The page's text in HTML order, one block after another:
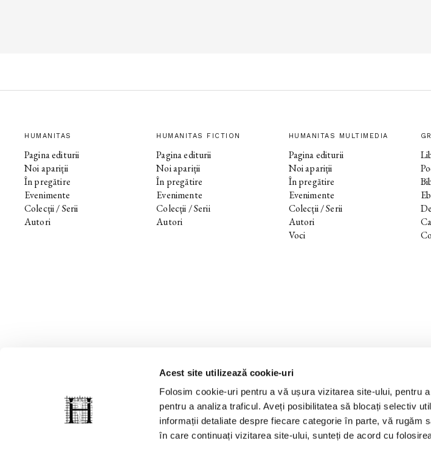
Acest site utilizează cookie-uri
Folosim cookie-uri pentru a vă ușura vizitarea site-ului, pentru
pentru a analiza traficul. Aveți posibilitatea să blocați selectiv
informații detaliate despre fiecare categorie în parte, vă rugăm
în care continuați vizitarea site-ului, sunteți de acord cu
HUMANITAS
Pagina editurii
Noi apariții
În pregătire
Evenimente
Colecții / Serii
Autori
HUMANITAS FICTION
Pagina editurii
Noi apariții
În pregătire
Evenimente
Colecții / Serii
Autori
HUMANITAS MULTIMEDIA
Pagina editurii
Noi apariții
În pregătire
Evenimente
Colecții / Serii
Autori
Voci